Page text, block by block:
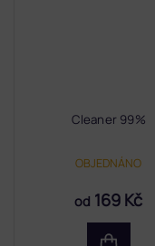
Cleaner 99%
OBJEDNÁNO
od 169 Kč